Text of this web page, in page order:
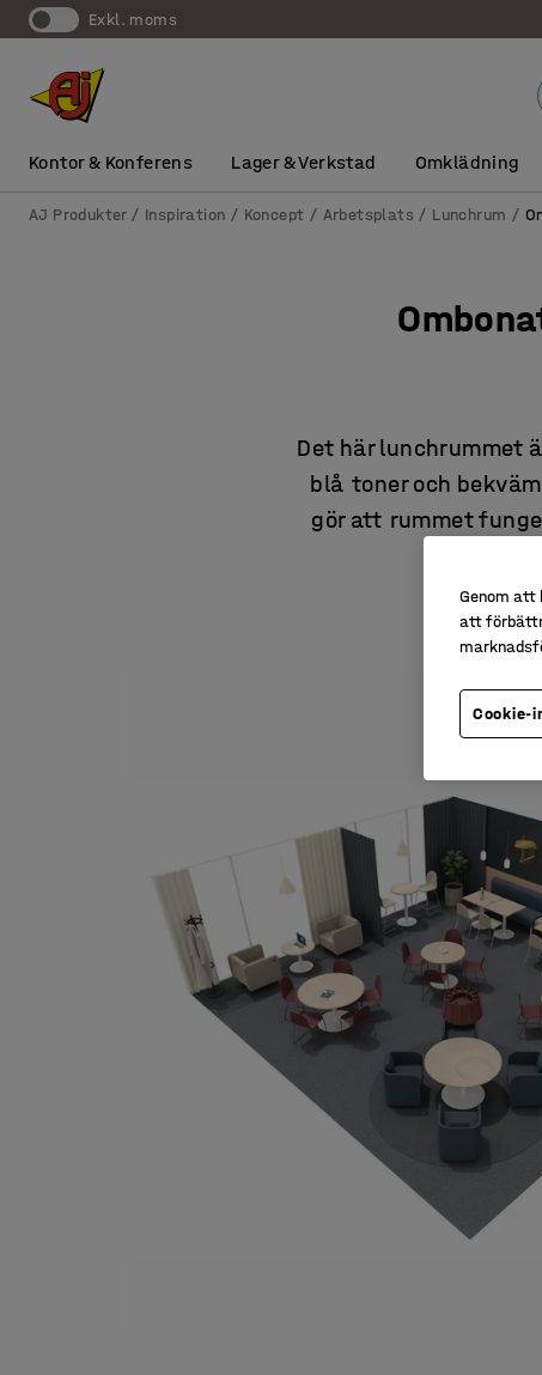
exkl. moms
Kontor & Konferens Lager & Verkstad Omklädning
AJ Produkter Inspiration Koncept Arbetsplats Lunchrum
Det här lunchrummet
blå toner och
gör att rummet
Genom att
att
Cookie-